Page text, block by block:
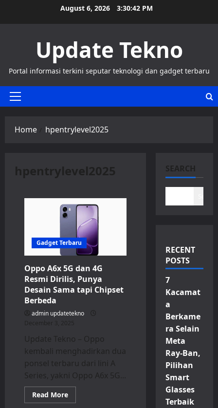
August 6, 2026 3:30:42 PM
Update Tekno
Portal informasi terkini seputar teknologi dan gadget terbaru
Primary
Home hpentrylevel2025
hpentrylevel2025
Gadget Terbaru
Oppo A6x 5G dan 4G
Resmi Dirilis, Punya
Desain Sama tapi Chipset
Berbeda
admin updatetekno
December 3, 2025
Update Tekno – Oppo
kembali menghadirkan dua
ponsel terbaru dari lini A
Series, yakni Oppo A6x 5G...
Read MoreRead
more
SEARCH
RECENT
POSTS
7
Kacamat
a
Berkame
ra Selain
Meta
Ray-Ban,
Pilihan
Smart
Glasses
Terbaik